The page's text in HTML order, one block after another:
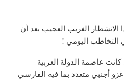
الغريب العجيب بعد أن
التخاطب اليومي !
كانت عاصمة الدولة العربية
غزو أجنبي متعدد بما فيه الفارسي